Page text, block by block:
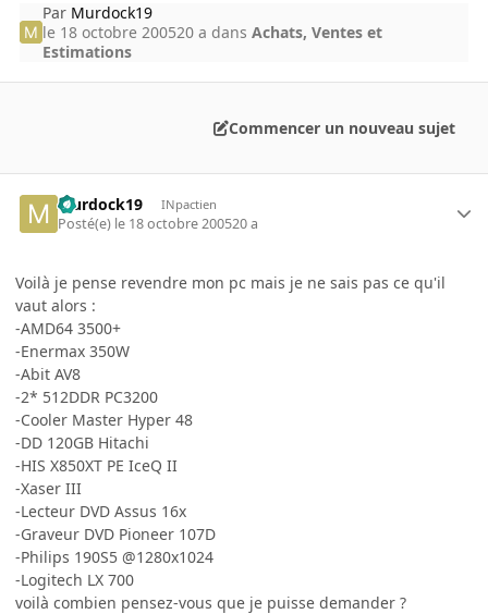
Par Murdock19
le 18 octobre 200520 a dansAchats, Ventes et
Estimations
Commencer un nouveau sujet
Murdock19 INpactien
Posté(e) le 18 octobre 200520 a
Voilà je pense revendre mon pc mais je ne sais pas ce qu'il
vaut alors :
-AMD64 3500+
-Enermax 350W
-Abit AV8
-2* 512DDR PC3200
-Cooler Master Hyper 48
-DD 120GB Hitachi
-HIS X850XT PE IceQ II
-Xaser III
-Lecteur DVD Assus 16x
-Graveur DVD Pioneer 107D
-Philips 190S5 @1280x1024
-Logitech LX 700
voilà combien pensez-vous que je puisse demander ?